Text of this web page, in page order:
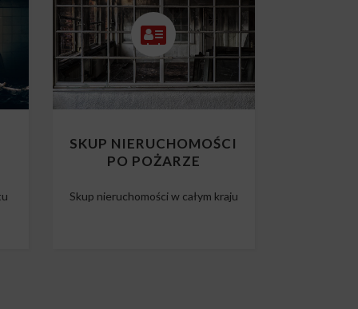
SKUP NIERUCHOMOŚCI
PO POŻARZE
Skup nieruchomości w całym kraju